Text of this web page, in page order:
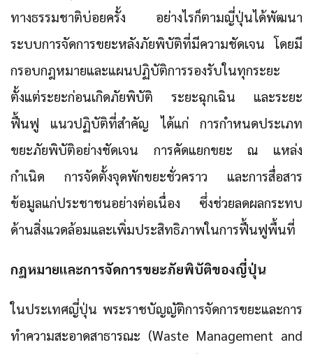
ทางธรรมชาติบ่อยครั้ง อย่างไรก็ตามญี่ปุ่นได้พัฒนา
ระบบการจัดการขยะหลังภัยพิบัติที่มีความชัดเจน โดยมี
กรอบกฎหมายและแผนปฏิบัติการรองรับในทุกระยะ
ตั้งแต่ระยะก่อนเกิดภัยพิบัติ ระยะฉุกเฉิน และระยะ
ฟื้นฟู แนวปฏิบัติที่สำคัญ ได้แก่ การกำหนดประเภท
ขยะภัยพิบัติอย่างชัดเจน การคัดแยกขยะ ณ แหล่ง
กำเนิด การจัดตั้งจุดพักขยะชั่วคราว และการสื่อสาร
ข้อมูลแก่ประชาชนอย่างต่อเนื่อง ซึ่งช่วยลดผลกระทบ
ด้านสิ่งแวดล้อมและเพิ่มประสิทธิภาพในการฟื้นฟูพื้นที่
กฎหมายและการจัดการขยะภัยพิบัติของญี่ปุ่น
ในประเทศญี่ปุ่น พระราชบัญญัติการจัดการขยะและการ
ทำความสะอาดสาธารณะ (Waste Management and